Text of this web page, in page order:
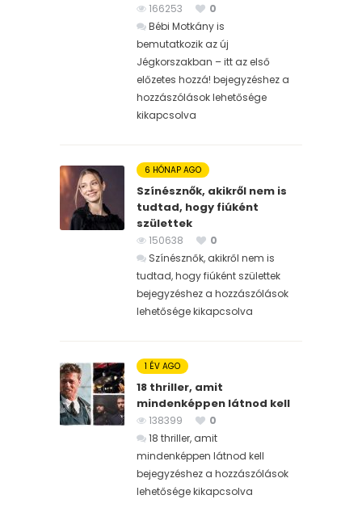
166253
0
Bébi Motkány is
bemutatkozik az új
Jégkorszakban – itt az első
előzetes hozzá! bejegyzéshez a
hozzászólások lehetősége
kikapcsolva
6 HÓNAP AGO
Színésznők, akikről nem is
tudtad, hogy fiúként
születtek
150638
0
Színésznők, akikről nem is
tudtad, hogy fiúként születtek
bejegyzéshez a hozzászólások
lehetősége kikapcsolva
1 ÉV AGO
18 thriller, amit
mindenképpen látnod kell
138399
0
18 thriller, amit
mindenképpen látnod kell
bejegyzéshez a hozzászólások
lehetősége kikapcsolva